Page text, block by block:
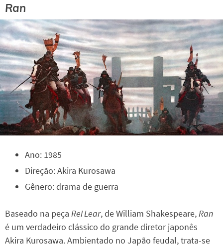
Ran
Ano: 1985
Direção: Akira Kurosawa
Gênero: drama de guerra
Baseado na peça Rei Lear, de William Shakespeare,Ran
é um verdadeiro clássico do grande diretor japonês
Akira Kurosawa. Ambientado no Japão feudal, trata-se